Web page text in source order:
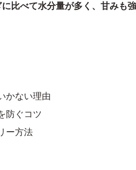
比べて水分量が多く、甘みも
かない理由
防ぐコツ
ー方法